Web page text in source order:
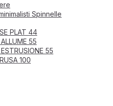
Spinnelle
PLAT 44
55
55
100